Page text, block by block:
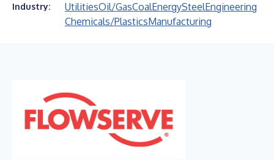
Industry: UtilitiesOil/GasCoalEnergySteelEngineering
Chemicals/PlasticsManufacturing